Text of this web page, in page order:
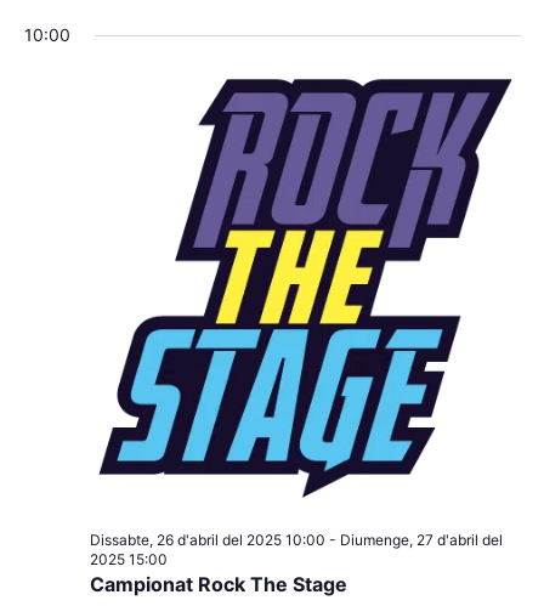
10:00
Campionat Rock The Stage
Dissabte, 26 d'abril del 2025 10:00 - Diumenge, 27 d'abril del
2025 15:00